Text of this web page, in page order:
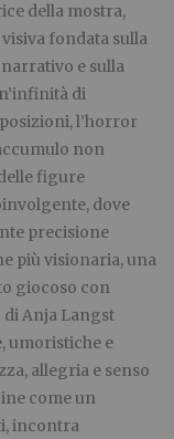
della mostra,
fondata sulla
e sulla
di
l’horror
non
figure
dove
precisione
più visionaria, una
giocoso con
di Anja Langst
umoristiche e
allegria e senso
come un
incontra